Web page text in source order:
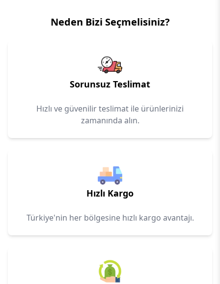
Neden Bizi Seçmelisiniz?
Sorunsuz Teslimat
Hızlı ve güvenilir teslimat ile ürünlerinizi
zamanında alın.
Hızlı Kargo
Türkiye'nin her bölgesine hızlı kargo avantajı.